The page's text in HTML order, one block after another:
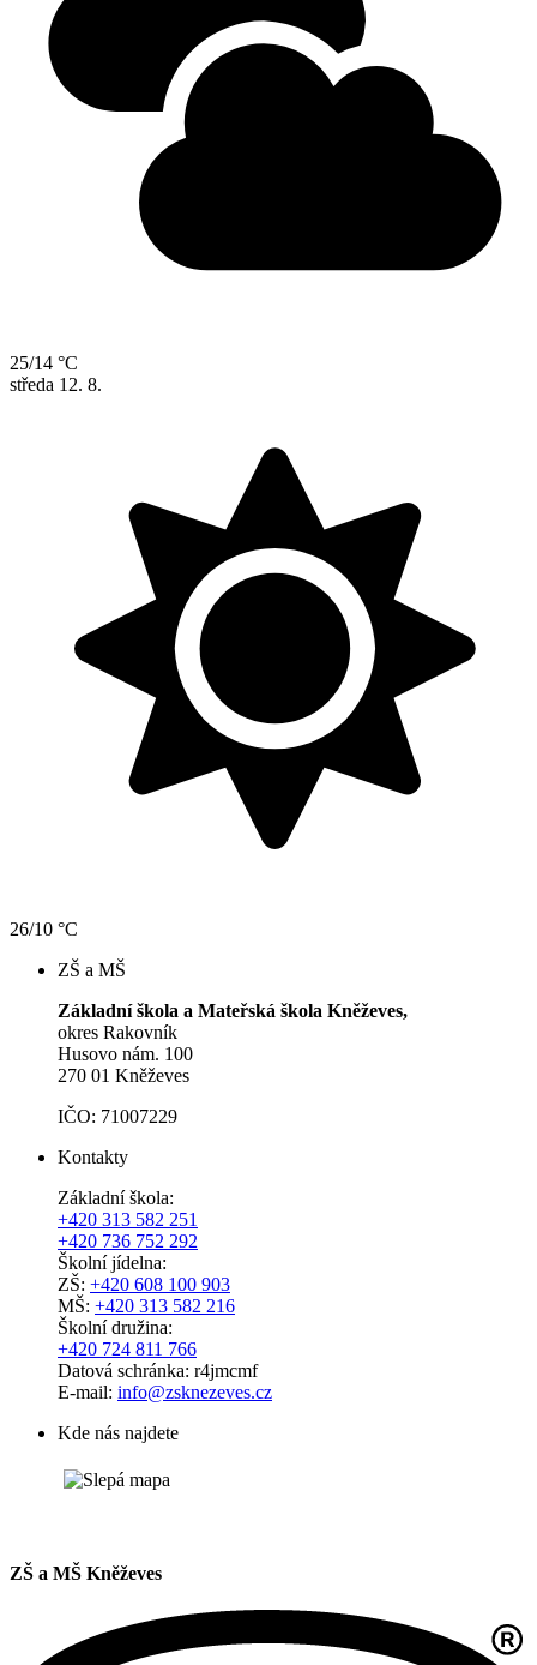
25/14 °C
středa 12. 8.
26/10 °C
ZŠ a MŠ
Základní škola a Mateřská škola Kněževes,
okres Rakovník
Husovo nám. 100
270 01 Kněževes
IČO: 71007229
Kontakty
Základní škola:
+420 313 582 251
+420 736 752 292
Školní jídelna:
ZŠ: +420 608 100 903
MŠ: +420 313 582 216
Školní družina:
+420 724 811 766
Datová schránka: r4jmcmf
E-mail: info@zsknezeves.cz
Kde nás najdete
ZŠ a MŠ Kněževes